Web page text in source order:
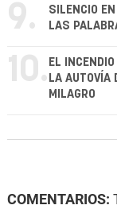
9.
SILENCIO
LAS
10. EL
LA AUTOVÍA
MILAGRO
COMENTARIOS: